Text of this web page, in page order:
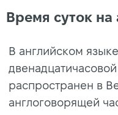
Время суток на
В английском
распространен в
англоговорящей